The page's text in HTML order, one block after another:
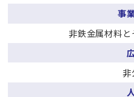
事
非鉄金属材料
非